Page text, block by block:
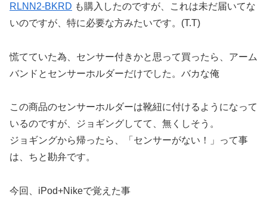
RLNN2-BKRD も購入したのですが、これは未だ届いてな
いのですが、特に必要な方みたいです。(T.T)
慌てていた為、センサー付きかと思って買ったら、アーム
バンドとセンサーホルダーだけでした。バカな俺
この商品のセンサーホルダーは靴紐に付けるようになって
いるのですが、ジョギングしてて、無くしそう。
ジョギングから帰ったら、「センサーがない！」って事
は、ちと勘弁です。
今回、iPod+Nikeで覚えた事